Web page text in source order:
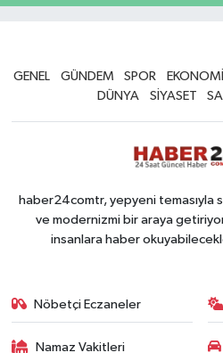
GENEL GÜNDEM SPOR EKONOMİ
DÜNYA
SİYASET
haber24comtr, yepyeni temasıyla
ve modernizmi bir araya
insanlara haber
Nöbetçi Eczaneler
Namaz Vakitleri